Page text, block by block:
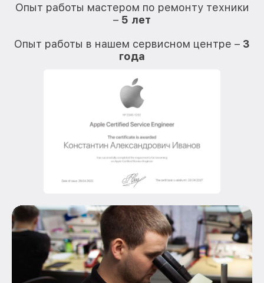
Опыт работы мастером по ремонту техники
– 5 лет
Опыт работы в нашем сервисном центре – 3
года